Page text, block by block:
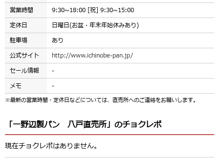
営業時間
9:30~18:00 [祝] 9:30~15:00
定休日
日曜日(お盆・年末年始休みあり)
駐車場
あり
公式サイト
http://www.ichinobe-pan.jp/
セール情報
-
メモ
-
※最新の営業時間・定休日などについては、直売所へのご連絡をお願いします。
「一野辺製パン 八戸直売所」のチョクレポ
現在チョクレポはありません。